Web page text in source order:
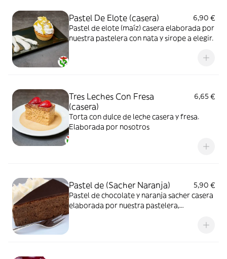
Pastel De Elote (casera)
6,90 €
Pastel de elote (maíz) casera elaborada por
nuestra pastelera con nata y sirope a elegir.
Tres Leches Con Fresa
(casera)
6,65 €
Torta con dulce de leche casera y fresa.
Elaborada por nosotros
Pastel de (Sacher Naranja)
5,90 €
Pastel de chocolate y naranja sacher casera
elaborada por nuestra pastelera,